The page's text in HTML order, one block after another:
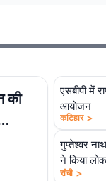
की
एसबीपी में
आयोजन
कटिहार >
गुप्तेश्वर
ने किया
रांची >